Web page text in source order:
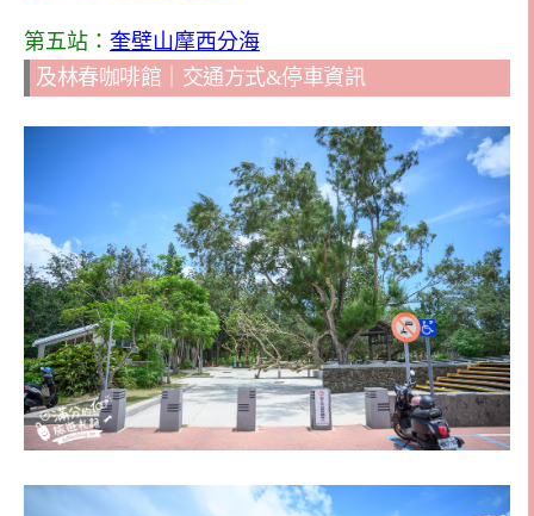
第五站： 奎壁山摩西分海
及林春咖啡館｜交通方式&停車資訊